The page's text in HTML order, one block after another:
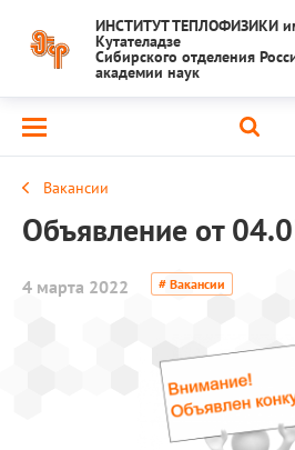
ИНСТИТУТ ТЕПЛОФИЗИКИ
Кутателадзе
Сибирского отделения
академии наук
Вакансии
Объявление от
4 марта 2022 # Вакансии